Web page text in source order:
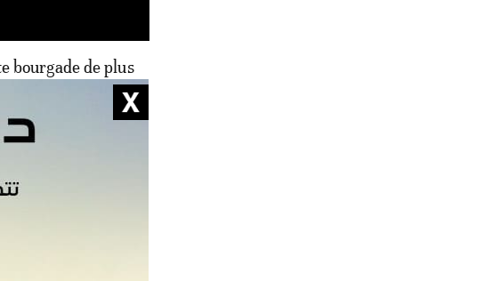
bourgade de plus
s’explique par le
"au
qu’ils sont